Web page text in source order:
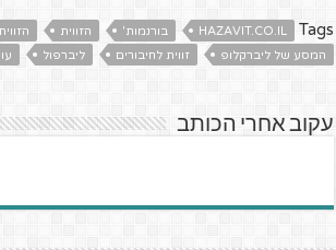
Tags
HAZAVIT.CO.IL בורנמות' הזווית
המסע של ליברקלופ
זווית לחיבורים ליברפול
עקוב אחרי הכותב